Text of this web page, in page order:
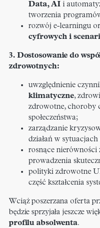
Data, AI i
tworzenia
rozwój e-learningu
cyfrowych i
3. Dostosowanie do
zdrowotnych:
uwzględnienie
klimatyczne,
zdrowotne, choroby
społeczeństwa;
zarządzanie
działań w sytuacjach
rosnące
prowadzenia
polityki zdrowotne
część kształcenia
Wciąż poszerzana oferta
będzie sprzyjała jeszcze
profilu absolwenta.